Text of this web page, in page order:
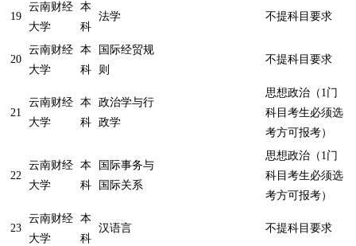
19
云南财经
大学
本
科
法学 不提科目要求
20
云南财经
大学
本
科
国际经贸规
则
不提科目要求
21
云南财经
大学
本
科
政治学与行
政学
思想政治（1门
科目考生必须选
考方可报考）
22
云南财经
大学
本
科
国际事务与
国际关系
思想政治（1门
科目考生必须选
考方可报考）
23
云南财经
大学
本
科
汉语言 不提科目要求